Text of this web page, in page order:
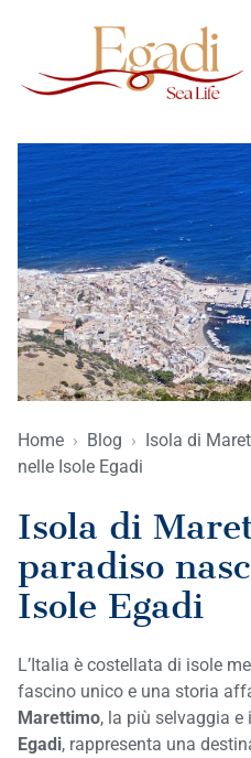
Home › Blog › Isola di
nelle Isole Egadi
Isola di
paradiso
Isole Egadi
L’Italia è costellata di isole
fascino unico e una storia
Marettimo, la più selvaggia
Egadi, rappresenta una